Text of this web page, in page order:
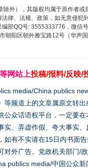
外），其版权均属于原作者
律、法规、政策，如无意侵
部QQ号: 3555333776，微
阳区朝外雅宝路12号（华声
网站上投稿/报料/反映/
media/China publics
等频道上的文章属原文转
众话语权平台，一定要
、弄虚作假、夸大事实
有不实请在15日内书面
外广告。党政机关部门/
publics media/中国公众
谢谢有你温暖了四季